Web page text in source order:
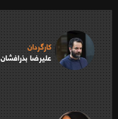
کارگردان
علیرضا بذرافشان